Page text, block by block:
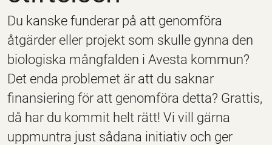
Du kanske funderar på att genomföra
åtgärder eller projekt som skulle gynna den
biologiska mångfalden i Avesta kommun?
Det enda problemet är att du saknar
finansiering för att genomföra detta? Grattis,
då har du kommit helt rätt! Vi vill gärna
uppmuntra just sådana initiativ och ger